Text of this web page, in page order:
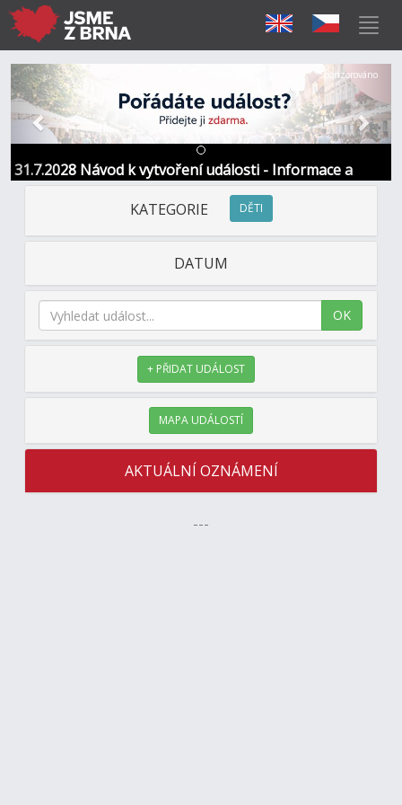
31.7.2028 Návod k vytvoření události - Informace a
kontakt
Předchozí Další
Sponzorováno
KATEGORIE DĚTI
DATUM
OK
+ PŘIDAT UDÁLOST
MAPA UDÁLOSTÍ
AKTUÁLNÍ OZNÁMENÍ
---